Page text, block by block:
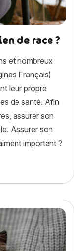
de race ?
et nombreux
Français)
leur propre
de santé. Afin
assurer son
Assurer son
important ?